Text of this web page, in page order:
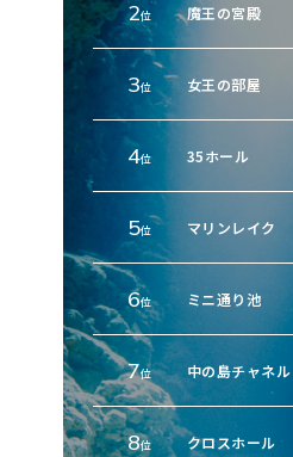
2位 魔王の宮殿
3位 女王の部屋
4位 35ホール
5位 マリンレイク
6位 ミニ通り池
7位 中の島チャネル
8位 クロスホール